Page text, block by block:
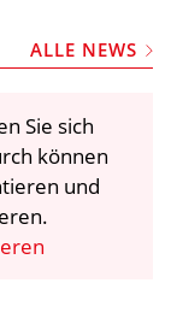
ALLE NEWS
Sie sich
können
und